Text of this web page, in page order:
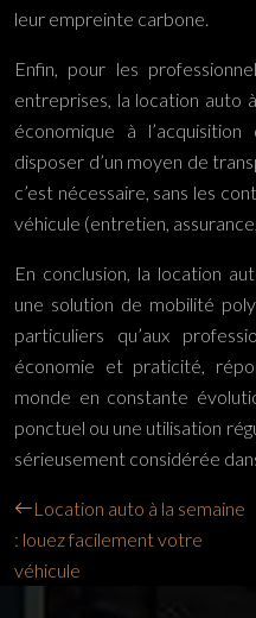
leur empreinte carbone.
Enfin, pour les
entreprises, la location auto
économique à
disposer d’un moyen de
c’est nécessaire, sans les
véhicule (entretien,
En conclusion, la location
une solution de mobilité
particuliers qu’aux
économie et praticité,
monde en constante
ponctuel ou une utilisation
sérieusement considérée
Location auto à la semaine
: louez facilement votre
véhicule